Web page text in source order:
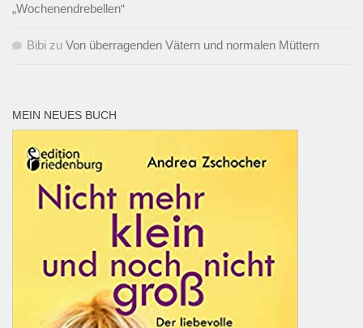
„Wochenendrebellen“
Bibi zu Von überragenden Vätern und normalen Müttern
MEIN NEUES BUCH